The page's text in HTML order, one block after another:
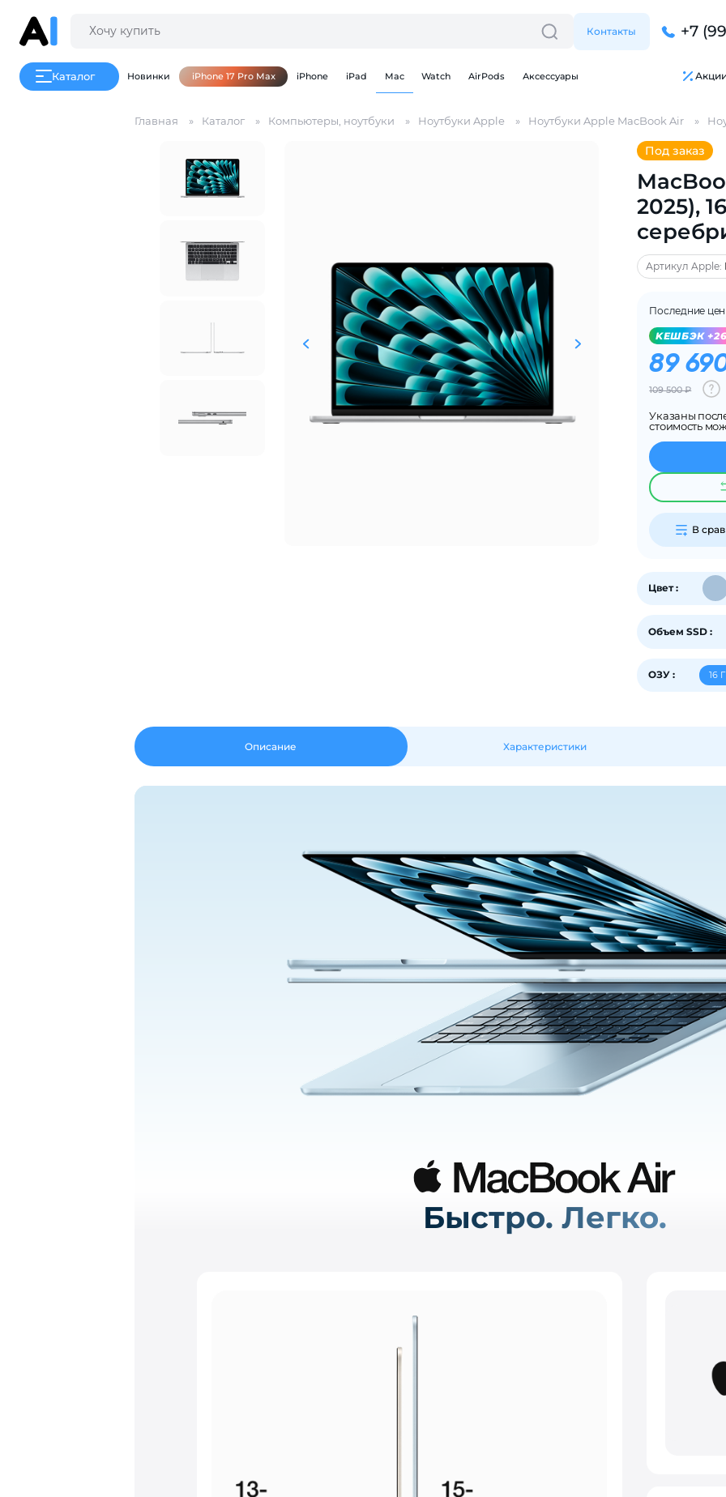
Контакты +7
Каталог Новинки iPhone 17 Pro Max iPhone iPad Mac Watch AirPods Аксессуары
Главная Каталог Компьютеры, ноутбуки Ноутбуки Apple Ноутбуки Apple MacBook Air
Под заказ
2025),
Артикул Apple:
Последние
KЕШБЭК
89
109 500 ₽
Указаны
стоимость
В
Цвет :
Объем SSD :
ОЗУ : 16
Описание Характеристики
Быстро. Легко.
Для клиентов всех банков
Разбейтеоплату
на частибез переплат
Получайте товар
Подробнееоб оплате Плайтом
25
раз в 2
недели
Остались вопросы?
8 800 302-02-51